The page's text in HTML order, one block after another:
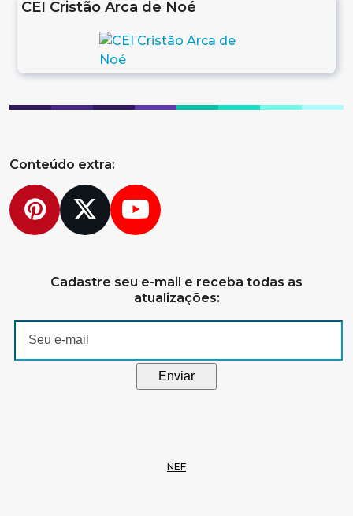
CEI Cristão Arca de Noé
Conteúdo extra:
Pinterest
TwitterYouTube
Cadastre seu e-mail e receba todas as
atualizações:
NEF